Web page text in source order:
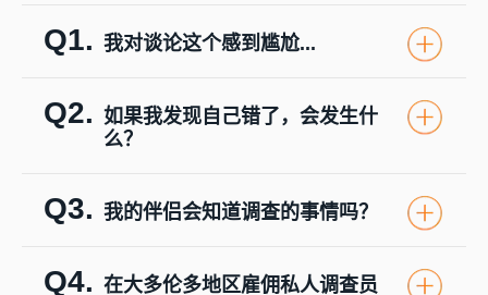
Q1. 我对谈论这个感到尴尬...
Q2. 如果我发现自己错了，会发生什
么？
Q3. 我的伴侣会知道调查的事情吗？
Q4. 在大多伦多地区雇佣私人调查员